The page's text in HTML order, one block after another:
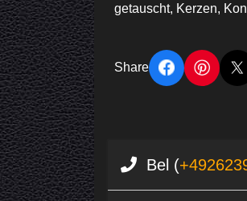
getauscht, Kerzen,
Share
Bel (